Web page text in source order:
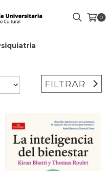
0
FILTRAR